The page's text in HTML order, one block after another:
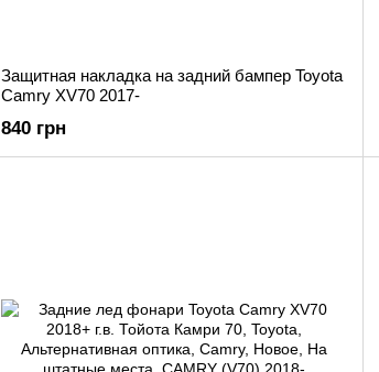
Защитная накладка на задний бампер Toyota
Camry XV70 2017-
840 грн